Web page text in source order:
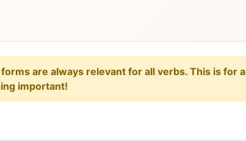
are always relevant for all verbs. This is for a
important!